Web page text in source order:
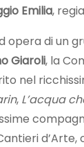
Emilia,
opera di
Giaroli, la
nel
, L’acqua
d’Arte,